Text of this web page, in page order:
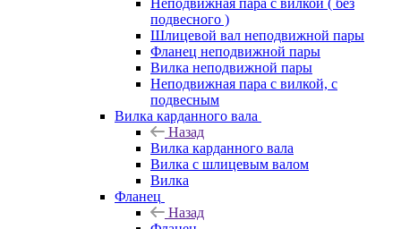
Неподвижная пара с вилкой ( без
подвесного )
Шлицевой вал неподвижной пары
Фланец неподвижной пары
Вилка неподвижной пары
Неподвижная пара с вилкой, с
подвесным
Вилка карданного вала
Назад
Вилка карданного вала
Вилка с шлицевым валом
Вилка
Фланец
Назад